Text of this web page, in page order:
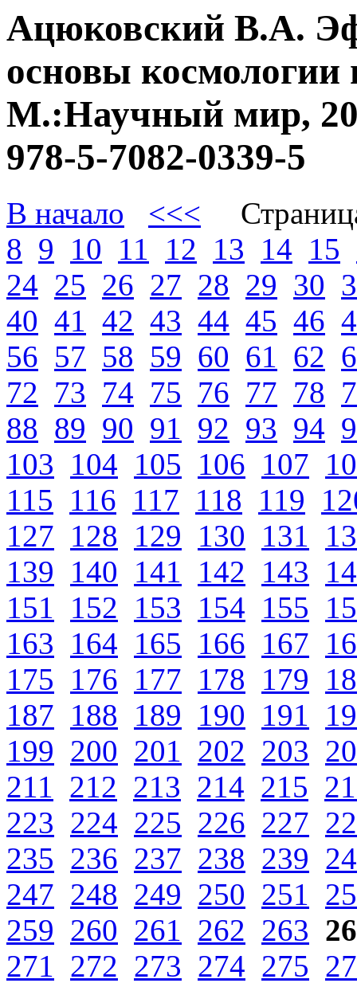
Ацюковский В.А.
основы космологии
М.:Научный мир,
978-5-7082-0339-5
В начало <<<
8 9 10 11 12 13 14 15
24 25 26 27 28 29 30
40 41 42 43 44 45 46
56 57 58 59 60 61 62
72 73 74 75 76 77 78
88 89 90 91 92 93 94
103 104 105 106 107
115 116 117 118 119
127 128 129 130 131
139 140 141 142 143
151
152 153 154 155
163 164 165 166 167
175 176 177 178 179
187 188 189 190 191
199 200 201 202 203
211 212 213 214 215
223 224 225 226 227
235 236 237 238 239
247 248 249 250 251
259 260 261 262 263
271 272 273 274 275